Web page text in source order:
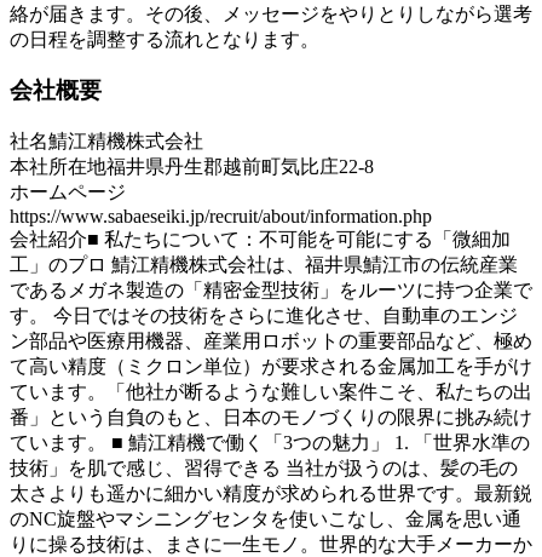
絡が届きます。その後、メッセージをやりとりしながら選考
の日程を調整する流れとなります。
会社概要
社名鯖江精機株式会社
本社所在地福井県丹生郡越前町気比庄22-8
ホームページ
https://www.sabaeseiki.jp/recruit/about/information.php
会社紹介■ 私たちについて：不可能を可能にする「微細加
工」のプロ 鯖江精機株式会社は、福井県鯖江市の伝統産業
であるメガネ製造の「精密金型技術」をルーツに持つ企業で
す。 今日ではその技術をさらに進化させ、自動車のエンジ
ン部品や医療用機器、産業用ロボットの重要部品など、極め
て高い精度（ミクロン単位）が要求される金属加工を手がけ
ています。「他社が断るような難しい案件こそ、私たちの出
番」という自負のもと、日本のモノづくりの限界に挑み続け
ています。 ■ 鯖江精機で働く「3つの魅力」 1. 「世界水準の
技術」を肌で感じ、習得できる 当社が扱うのは、髪の毛の
太さよりも遥かに細かい精度が求められる世界です。最新鋭
のNC旋盤やマシニングセンタを使いこなし、金属を思い通
りに操る技術は、まさに一生モノ。世界的な大手メーカーか